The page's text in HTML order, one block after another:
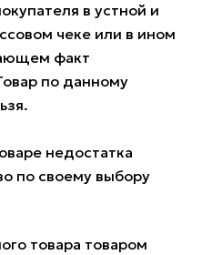
в устной и
чеке или в ином
факт
по данному
недостатка
по своему выбору
товара товаром